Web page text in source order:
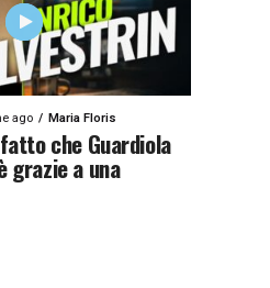
ago Maria Floris
che Guardiola
grazie a una